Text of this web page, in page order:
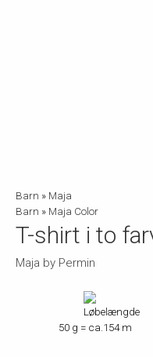
Barn » Maja
Barn » Maja Color
T-shirt i to
Maja by Permin
50 g = ca.154 m